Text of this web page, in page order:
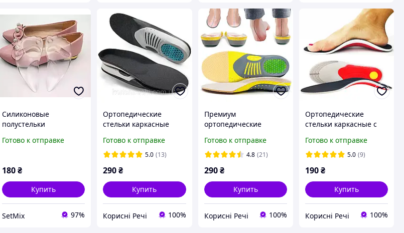
Силиконовые
полустельки
(прозрачные, 2шт)
Готово к отправке
180₴
Купить
SetMix 97%
Ортопедические
стельки каркасные
антибактериальные
35-40
Готово к отправке
5.0 (13)
290₴
Купить
Корисні Речі 100%
Премиум
ортопедические
супинатором обрезные
антибактериальные
Готово к отправке
4.8 (21)
290 ₴
Купить
Корисні Речі 100%
Ортопедические
стельки каркасные с
мужские 40-44р
Готово к отправке
5.0 (9)
190₴
Купить
Корисні Речі 100%